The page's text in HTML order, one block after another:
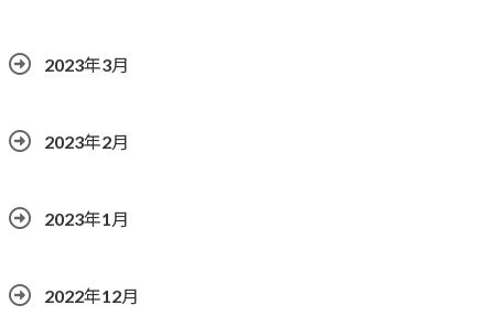
2023年3月
2023年2月
2023年1月
2022年12月